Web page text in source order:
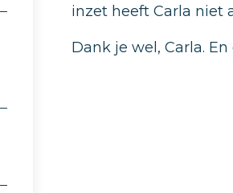
inzet heeft Carla niet
Dank je wel, Carla.